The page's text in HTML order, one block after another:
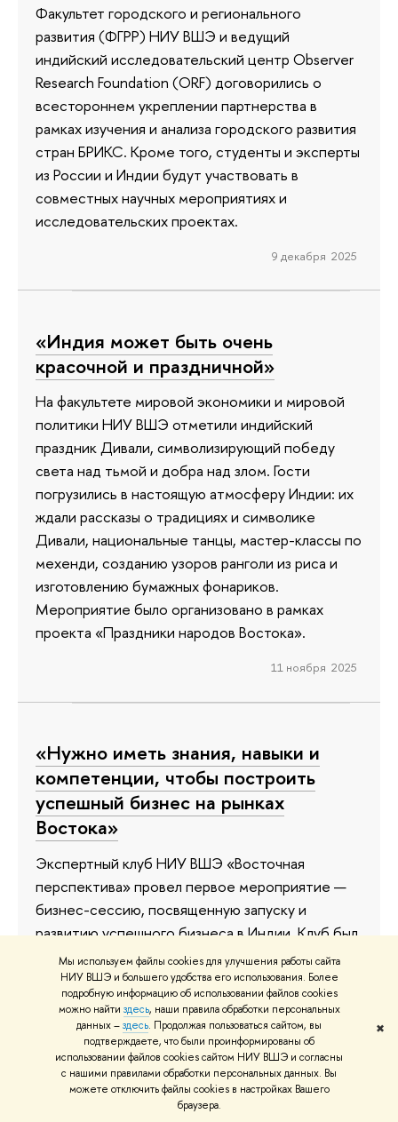
Мы используем файлы cookies для улучшения работы сайта
НИУ ВШЭ и большего удобства его использования. Более
подробную информацию об использовании файлов cookies
можно найти здесь, наши правила обработки персональных
данных –здесь. Продолжая пользоваться сайтом, вы
подтверждаете, что были проинформированы об
использовании файлов cookies сайтом НИУ ВШЭ и согласны
с нашими правилами обработки персональных данных. Вы
можете отключить файлы cookies в настройках Вашего
браузера.
✖
Факультет городского и регионального
развития (ФГРР) НИУ ВШЭ и ведущий
индийский исследовательский центр Observer
Research Foundation (ORF) договорились о
всестороннем укреплении партнерства в
рамках изучения и анализа городского развития
стран БРИКС. Кроме того, студенты и эксперты
из России и Индии будут участвовать в
совместных научных мероприятиях и
исследовательских проектах.
9 декабря 2025
«Индия может быть очень
красочной и праздничной»
На факультете мировой экономики и мировой
политики НИУ ВШЭ отметили индийский
праздник Дивали, символизирующий победу
света над тьмой и добра над злом. Гости
погрузились в настоящую атмосферу Индии: их
ждали рассказы о традициях и символике
Дивали, национальные танцы, мастер-классы по
мехенди, созданию узоров ранголи из риса и
изготовлению бумажных фонариков.
Мероприятие было организовано в рамках
проекта «Праздники народов Востока».
11 ноября 2025
«Нужно иметь знания, навыки и
компетенции, чтобы построить
успешный бизнес на рынках
Востока»
Экспертный клуб НИУ ВШЭ «Восточная
перспектива» провел первое мероприятие —
бизнес-сессию, посвященную запуску и
развитию успешного бизнеса в Индии. Клуб был
создан экспертами Вышки для обсуждения
инструментов, трендов и инсайтов по
сотрудничеству России со странами Юго-
Восточной Азии, Ближнего и Среднего Востока,
Северной Африки. Перед участниками
выступили эксперты, имеющие многолетний
успешный опыт работы на индийском рынке в
интересах крупнейших мировых корпораций.